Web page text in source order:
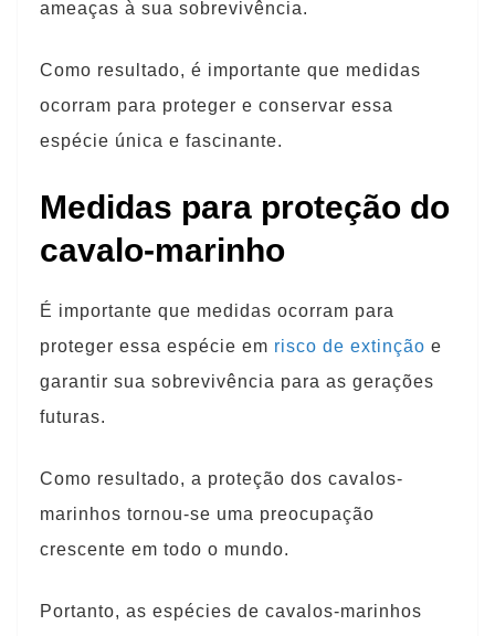
ameaças à sua sobrevivência.
Como resultado, é importante que medidas
ocorram para proteger e conservar essa
espécie única e fascinante.
Medidas para proteção do
cavalo-marinho
É importante que medidas ocorram para
proteger essa espécie em risco de extinção e
garantir sua sobrevivência para as gerações
futuras.
Como resultado, a proteção dos cavalos-
marinhos tornou-se uma preocupação
crescente em todo o mundo.
Portanto, as espécies de cavalos-marinhos